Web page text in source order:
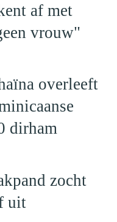
af met
vrouw"
overleeft
dirham
zocht
uit